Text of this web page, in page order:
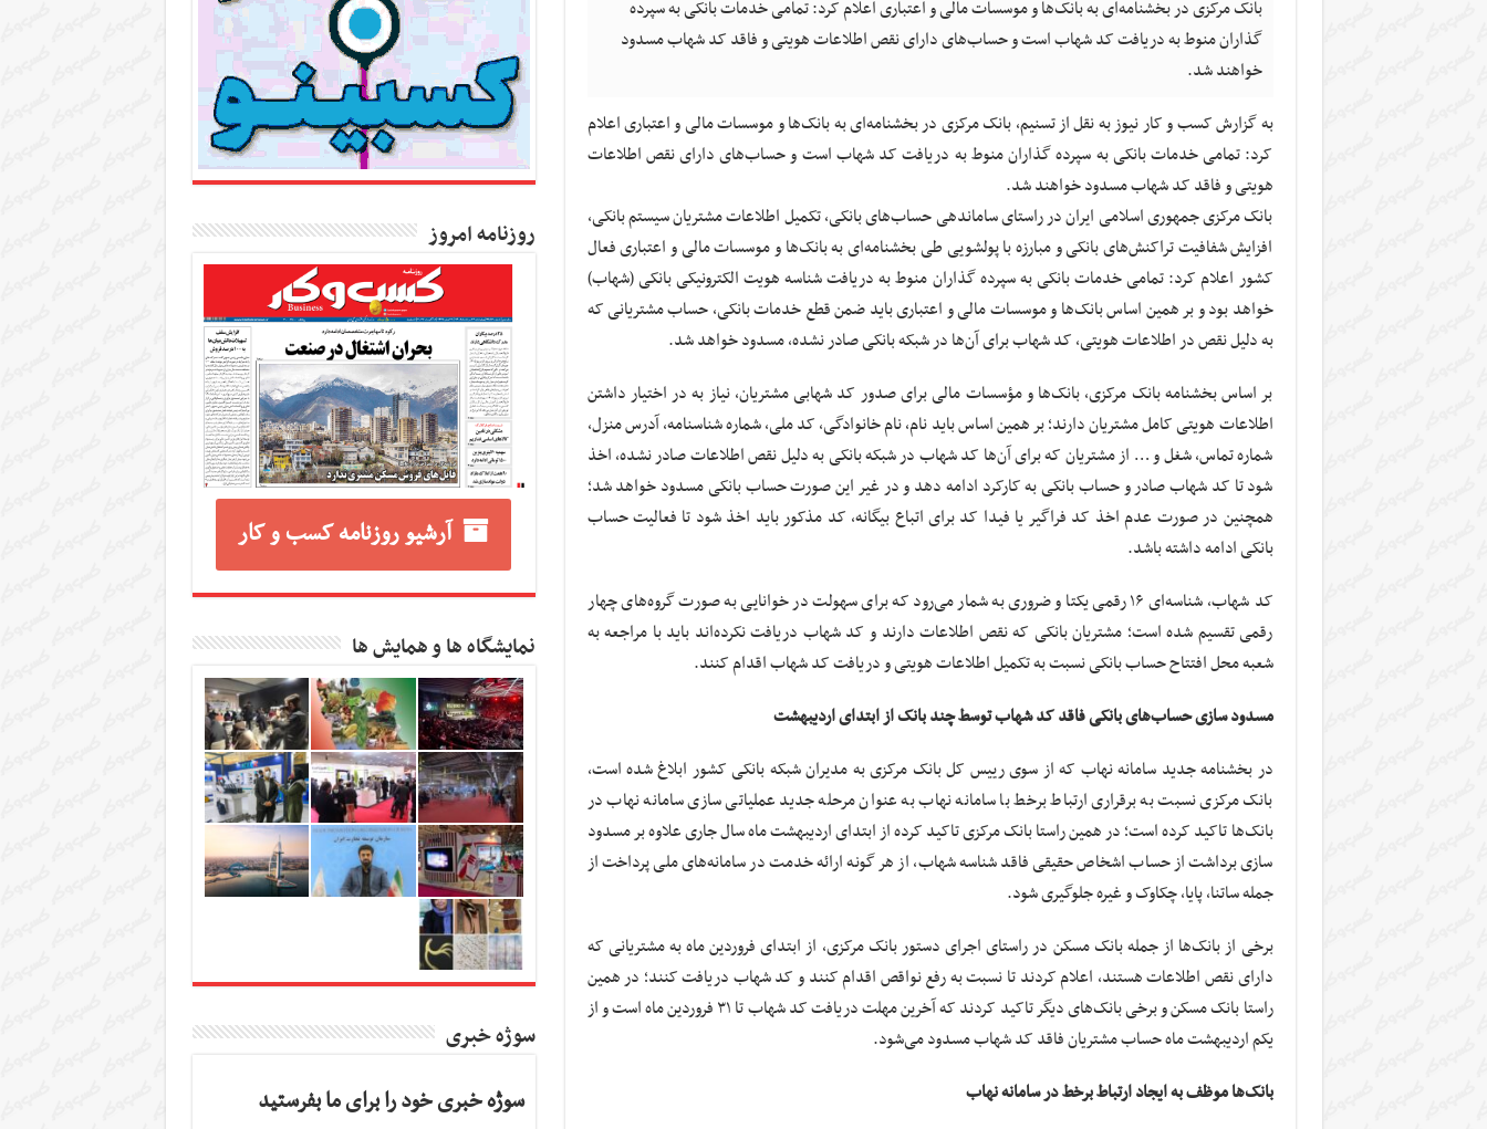
بانک مرکزی در بخشنامه‌ای به بانک‌ها و موسسات مالی و اعتباری اعلام کرد: تمامی خدمات بانکی به سپرده
گذاران منوط به دریافت کد شهاب است و حساب‌های دارای نقص اطلاعات هویتی و فاقد کد شهاب مسدود
خواهند شد.
به گزارش کسب و کار نیوز به نقل از تسنیم، بانک مرکزی در بخشنامه‌ای به بانک‌ها و موسسات مالی و اعتباری اعلام
کرد: تمامی خدمات بانکی به سپرده گذاران منوط به دریافت کد شهاب است و حساب‌های دارای نقص اطلاعات
هویتی و فاقد کد شهاب مسدود خواهند شد.
بانک مرکزی جمهوری اسلامی ایران در راستای ساماندهی حساب‌های بانکی، تکمیل اطلاعات مشتریان سیستم بانکی،
افزایش شفافیت تراکنش‌های بانکی و مبارزه با پولشویی طی بخشنامه‌ای به بانک‌ها و موسسات مالی و اعتباری فعال
کشور اعلام کرد: تمامی خدمات بانکی به سپرده گذاران منوط به دریافت شناسه هویت الکترونیکی بانکی (شهاب)
خواهد بود و بر همین اساس بانک‌ها و موسسات مالی و اعتباری باید ضمن قطع خدمات بانکی، حساب مشتریانی که
به دلیل نقص در اطلاعات هویتی، کد شهاب برای آن‌ها در شبکه بانکی صادر نشده، مسدود خواهد شد.
بر اساس بخشنامه بانک مرکزی، بانک‌ها و مؤسسات مالی برای صدور کد شهابی مشتریان، نیاز به در اختیار داشتن
اطلاعات هویتی کامل مشتریان دارند؛ بر همین اساس باید نام، نام خانوادگی، کد ملی، شماره شناسنامه، آدرس منزل،
شماره تماس، شغل و … از مشتریان که برای آن‌ها کد شهاب در شبکه بانکی به دلیل نقص اطلاعات صادر نشده، اخذ
شود تا کد شهاب صادر و حساب بانکی به کارکرد ادامه دهد و در غیر این صورت حساب بانکی مسدود خواهد شد؛
همچنین در صورت عدم اخذ کد فراگیر یا فیدا کد برای اتباع بیگانه، کد مذکور باید اخذ شود تا فعالیت حساب
بانکی ادامه داشته باشد.
کد شهاب، شناسه‌ای ۱۶ رقمی یکتا و ضروری به شمار می‌رود که برای سهولت در خوانایی به صورت گروه‌های چهار
رقمی تقسیم شده است؛ مشتریان بانکی که نقص اطلاعات دارند و کد شهاب دریافت نکرده‌اند باید با مراجعه به
شعبه محل افتتاح حساب بانکی نسبت به تکمیل اطلاعات هویتی و دریافت کد شهاب اقدام کنند.
مسدود سازی حساب‌های بانکی فاقد کد شهاب توسط چند بانک از ابتدای اردیبهشت
در بخشنامه جدید سامانه نهاب که از سوی رییس کل بانک مرکزی به مدیران شبکه بانکی کشور ابلاغ شده است،
بانک مرکزی نسبت به برقراری ارتباط برخط با سامانه نهاب به عنوان مرحله جدید عملیاتی سازی سامانه نهاب در
بانک‌ها تاکید کرده است؛ در همین راستا بانک مرکزی تاکید کرده از ابتدای اردیبهشت ماه سال جاری علاوه بر مسدود
سازی برداشت از حساب اشخاص حقیقی فاقد شناسه شهاب، از هر گونه ارائه خدمت در سامانه‌های ملی پرداخت از
جمله ساتنا، پایا، چکاوک و غیره جلوگیری شود.
برخی از بانک‌ها از جمله بانک مسکن در راستای اجرای دستور بانک مرکزی، از ابتدای فروردین ماه به مشتریانی که
دارای نقص اطلاعات هستند، اعلام کردند تا نسبت به رفع نواقص اقدام کنند و کد شهاب دریافت کنند؛ در همین
راستا بانک مسکن و برخی بانک‌های دیگر تاکید کردند که آخرین مهلت دریافت کد شهاب تا ۳۱ فروردین ماه است و از
یکم اردیبهشت ماه حساب مشتریان فاقد کد شهاب مسدود می‌شود.
بانک‌ها موظف به ایجاد ارتباط برخط در سامانه نهاب
روزنامه امروز
آرشیو روزنامه کسب و کار
نمایشگاه ها و همایش ها
سوژه خبری
سوژه خبری خود را برای ما بفرستید